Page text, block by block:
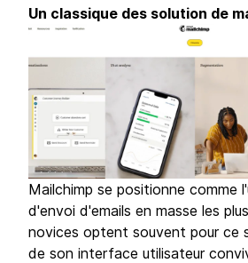
Un classique des solution de
Mailchimp se positionne comme
d'envoi d'emails en masse les
novices optent souvent pour ce
de son interface utilisateur